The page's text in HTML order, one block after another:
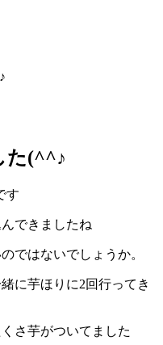
た(^^♪
す
できましたね
ではないでしょうか。
に芋ほりに2回行ってき
さ芋がついてました